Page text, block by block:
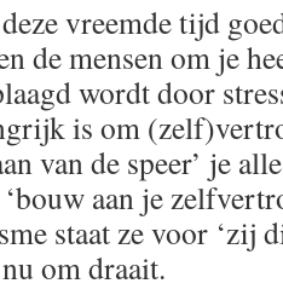
vreemde tijd
de mensen om je
wordt door
is om
van de speer’ je
aan je
staat ze voor ‘zij
om draait.